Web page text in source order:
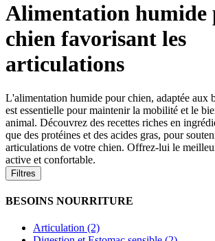
Alimentation humide
chien favorisant les
articulations
L'alimentation humide pour chien, adaptée aux
est essentielle pour maintenir la mobilité et le
animal. Découvrez des recettes riches en
que des protéines et des acides gras, pour
articulations de votre chien. Offrez-lui le
active et confortable.
Filtres
BESOINS NOURRITURE
Articulation (2)